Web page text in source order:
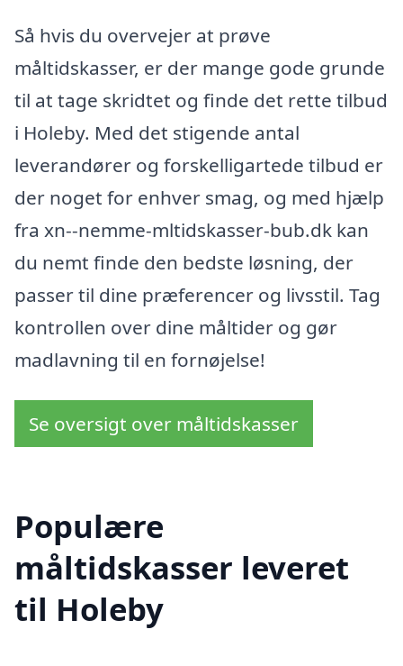
Så hvis du overvejer at prøve
måltidskasser, er der mange gode grunde
til at tage skridtet og finde det rette tilbud
i Holeby. Med det stigende antal
leverandører og forskelligartede tilbud er
der noget for enhver smag, og med hjælp
fra xn--nemme-mltidskasser-bub.dk kan
du nemt finde den bedste løsning, der
passer til dine præferencer og livsstil. Tag
kontrollen over dine måltider og gør
madlavning til en fornøjelse!
Se oversigt over måltidskasser
Populære
måltidskasser leveret
til Holeby